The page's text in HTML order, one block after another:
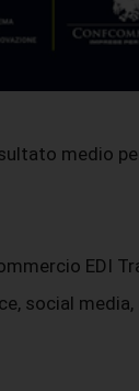
medio
EDI
social